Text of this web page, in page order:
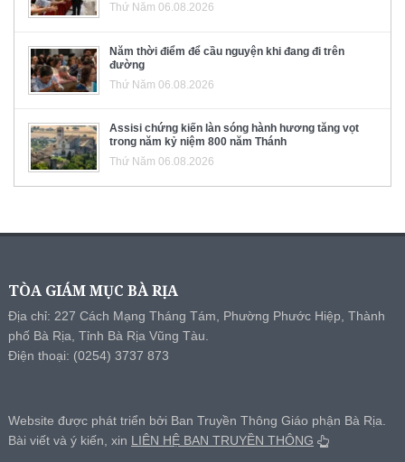
Thứ Năm 06.08.2026
Năm thời điểm để cầu nguyện khi đang đi trên
đường
Thứ Năm 06.08.2026
Assisi chứng kiến làn sóng hành hương tăng vọt
trong năm kỷ niệm 800 năm Thánh
Thứ Năm 06.08.2026
TÒA GIÁM MỤC BÀ RỊA
Địa chỉ: 227 Cách Mạng Tháng Tám, Phường Phước Hiệp, Thành
phố Bà Rịa, Tỉnh Bà Rịa Vũng Tàu.
Điện thoại: (0254) 3737 873
Website được phát triển bởi Ban Truyền Thông Giáo phận Bà Rịa.
Bài viết và ý kiến, xin LIÊN HỆ BAN TRUYỀN THÔNG